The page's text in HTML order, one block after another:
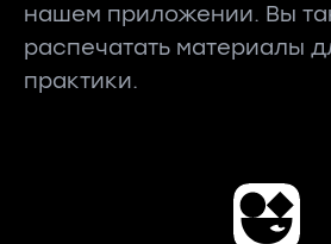
нашем приложении. Вы
распечатать материалы
практики.